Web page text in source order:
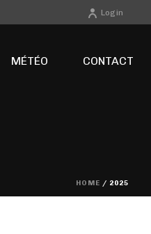
Login
MÉTÉO CONTACT
HOME / 2025